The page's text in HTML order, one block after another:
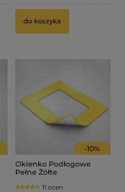
do koszyka
-10%
Okienko Podłogowe
Pełne Żółte
11 ocen